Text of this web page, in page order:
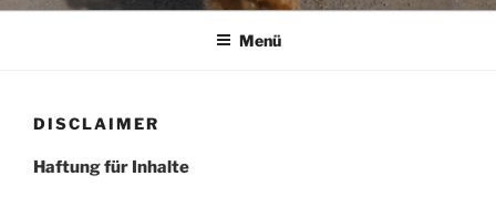
Menü
DISCLAIMER
Haftung für Inhalte